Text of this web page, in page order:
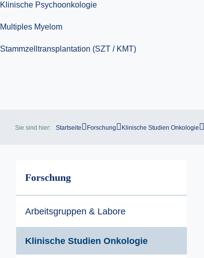
Sie sind hier: Startseite Forschung Klinische Studien Onkologie
Forschung
Arbeitsgruppen & Labore
Klinische Studien Onkologie